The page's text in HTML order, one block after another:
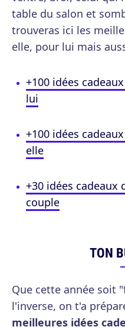
table du salon et
trouveras ici les
elle, pour lui mais
+100 idées
lui
+100 idées
elle
+30 idées cadeaux
couple
TON
Que cette année soit
l'inverse, on t'a
meilleures idées